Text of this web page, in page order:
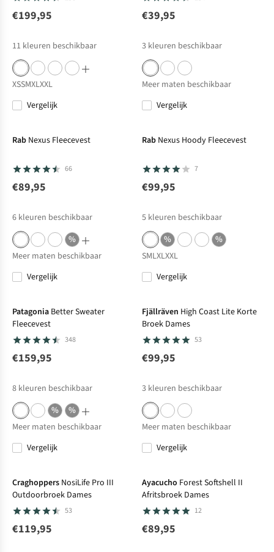
€199,95
11 kleuren beschikbaar
XSSMXLXXL
Vergelijk
€39,95
3 kleuren beschikbaar
Meer maten beschikbaar
Vergelijk
Rab Nexus Fleecevest
66
€89,95
6 kleuren beschikbaar
%
Meer maten beschikbaar
Vergelijk
Rab Nexus Hoody Fleecevest
7
€99,95
5 kleuren beschikbaar
%
%
SMLXLXXL
Vergelijk
Patagonia Better Sweater
Fleecevest
348
€159,95
8 kleuren beschikbaar
%
%
Meer maten beschikbaar
Vergelijk
Fjällräven High Coast Lite Korte
Broek Dames
53
€99,95
3 kleuren beschikbaar
Meer maten beschikbaar
Vergelijk
Craghoppers NosiLife Pro III
Outdoorbroek Dames
53
€119,95
Ayacucho Forest Softshell II
Afritsbroek Dames
12
€89,95